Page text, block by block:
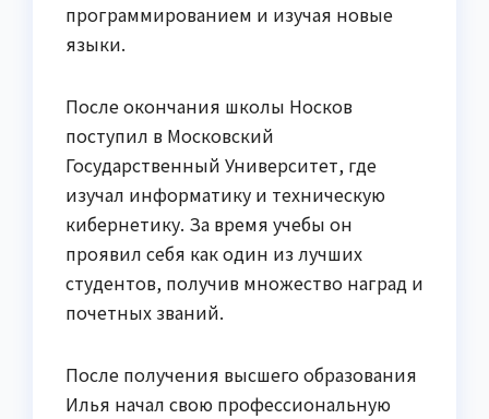
программированием и изучая новые
языки.
После окончания школы Носков
поступил в Московский
Государственный Университет, где
изучал информатику и техническую
кибернетику. За время учебы он
проявил себя как один из лучших
студентов, получив множество наград и
почетных званий.
После получения высшего образования
Илья начал свою профессиональную